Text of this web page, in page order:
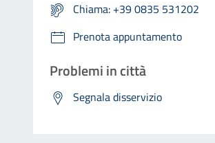
Chiama: +39 0835 531202
Prenota appuntamento
Problemi in città
Segnala disservizio